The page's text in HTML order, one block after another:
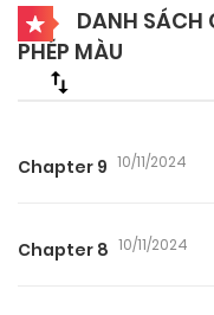
DANH SÁCH
PHÉP MÀU
Chapter 9 10/11/2024
Chapter 8 10/11/2024